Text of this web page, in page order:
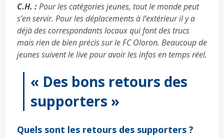
C.H. :Pour les catégories jeunes, tout le monde peut
s’en servir. Pour les déplacements à l’extérieur il y a
déjà des correspondants locaux qui font des trucs
mais rien de bien précis sur le FC Oloron. Beaucoup de
jeunes suivent le live pour avoir les infos en temps réel.
« Des bons retours des
supporters »
Quels sont les retours des supporters ?